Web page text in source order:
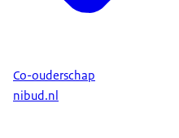
Co-ouderschap
nibud.nl